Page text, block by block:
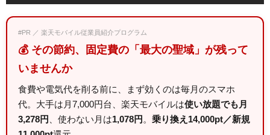
#PR ／ 楽天モバイル従業員紹介プログラム
💰 その節約、固定費の「最大の聖域」が残って
いませんか
食費や電気代を削る前に、まず効くのは毎月のスマホ
代。大手は月7,000円台、楽天モバイルは使い放題でも月
3,278円
、使わない月は1,078円 。 乗り換え14,000pt／新規